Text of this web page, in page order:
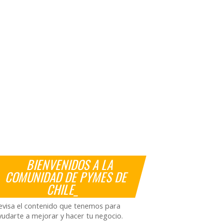
BIENVENIDOS A LA
COMUNIDAD DE PYMES DE
CHILE_
el contenido que tenemos para
a mejorar y hacer tu negocio.